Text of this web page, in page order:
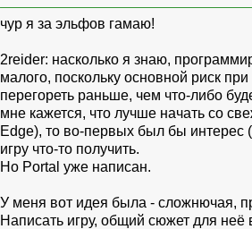
чур я за эльфов гамаю!
2reider: насколько я знаю,
малого, поскольку основной риск
перегореть раньше, чем что-либо
мне кажется, что лучше начать со
Edge), то во-первых был бы интерес
игру что-то получить.
Но Portal уже написан.
У меня вот идея была - сложнючая,
Написать игру, общий сюжет для